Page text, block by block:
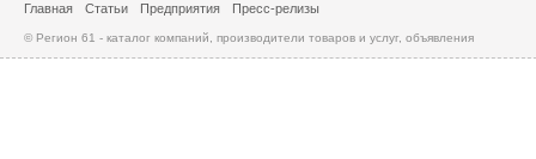
Главная Статьи Предприятия Пресс-релизы
© Регион 61 - каталог компаний, производители товаров и услуг, объявления